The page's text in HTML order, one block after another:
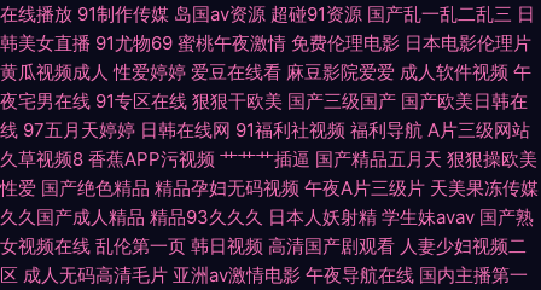
亚洲春色'aAV av天堂电影网 国产精品熟 蜜桃网亚洲龙 色色的天堂 午夜剧场
老司机 国产传媒91视频 麻豆www 深夜福利视频网 91网页官网页 浮力草草
屁屁影视 欧美三极 午夜导航av 91自慰黑丝链接 东京热99 久久人妻人人草
色午月视频 91vv视频 草草影院最新地址 欧美大片抖阴 午夜大片 97天码 国
产第一页在线 蜜桃91视频 色中色综合色图 1024性爱 俺来也最新网址 黄色
在线播放 91制作传媒 岛国av资源 超碰91资源 国产乱一乱二乱三 日
韩美女直播 91尤物69 蜜桃午夜激情 免费伦理电影 日本电影伦理片
黄瓜视频成人 性爱婷婷 爱豆在线看 麻豆影院爱爱 成人软件视频 午
夜宅男在线 91专区在线 狠狠干欧美 国产三级国产 国产欧美日韩在
线 97五月天婷婷 日韩在线网 91福利社视频 福利导航 A片三级网站
久草视频8 香蕉APP污视频 艹艹艹插逼 国产精品五月天 狠狠操欧美
性爱 国产绝色精品 精品孕妇无码视频 午夜A片三级片 天美果冻传媒
久久国产成人精品 精品93久久久 日本人妖射精 学生妹avav 国产熟
女视频在线 乱伦第一页 韩日视频 高清国产剧观看 人妻少妇视频二
区 成人无码高清毛片 亚洲av激情电影 午夜导航在线 国内主播第一